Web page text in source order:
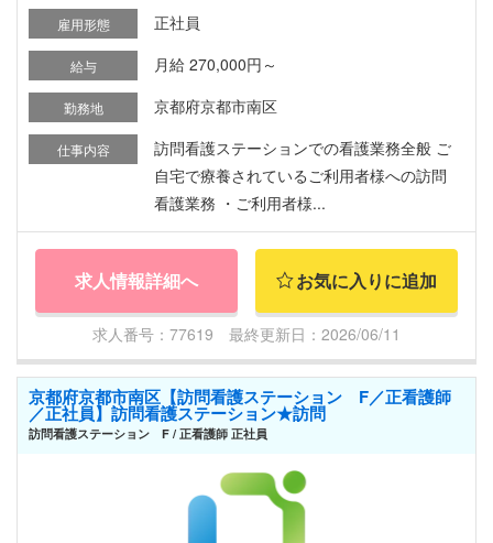
雇用形態 正社員
給与 月給 270,000円～
勤務地 京都府京都市南区
仕事内容
訪問看護ステーションでの看護業務全般 ご
自宅で療養されているご利用者様への訪問
看護業務 ・ご利用者様...
求人情報詳細へ お気に入りに追加
求人番号：77619 最終更新日：2026/06/11
京都府京都市南区【訪問看護ステーション F／正看護師
／正社員】訪問看護ステーション★訪問
訪問看護ステーション F / 正看護師 正社員